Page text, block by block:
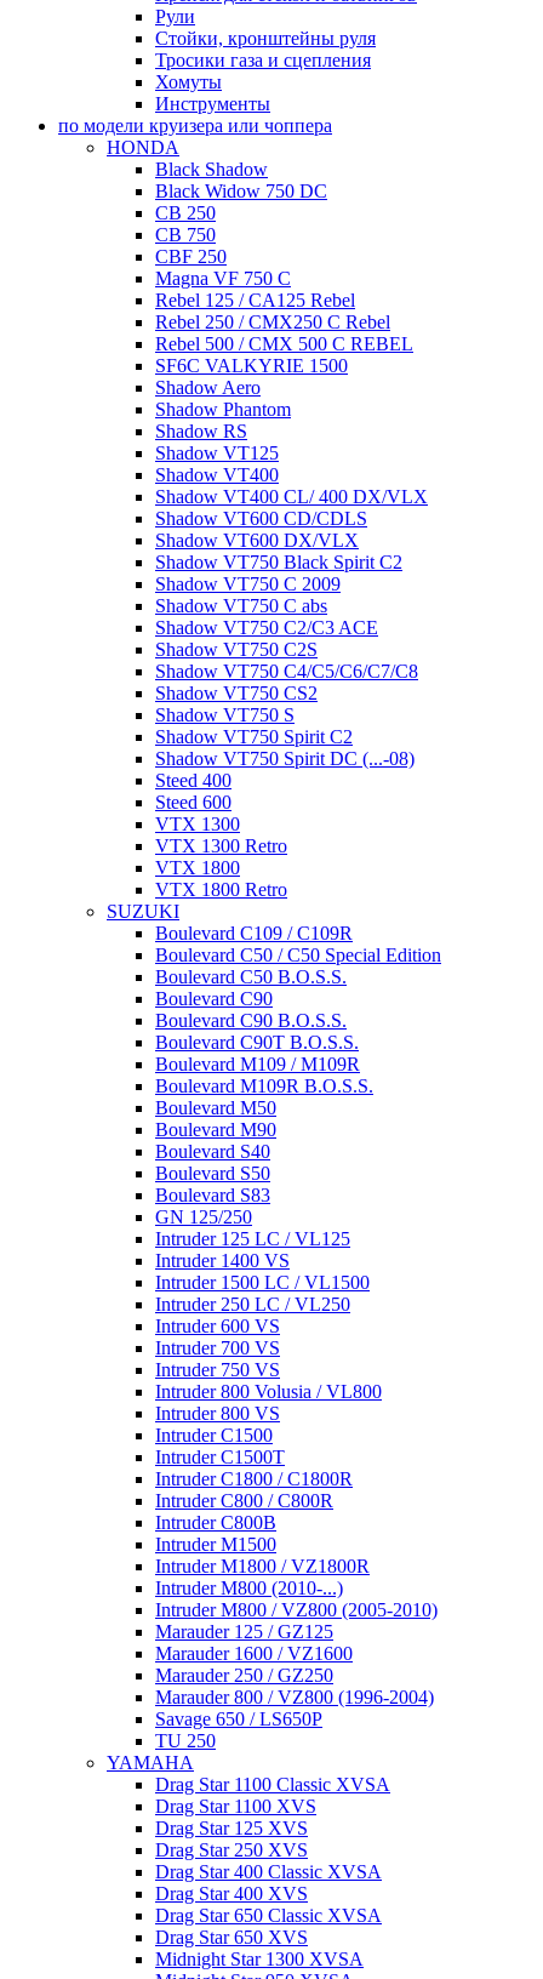
Рули
Стойки, кронштейны руля
Тросики газа и сцепления
Хомуты
Инструменты
по модели круизера или чоппера
HONDA
Black Shadow
Black Widow 750 DC
CB 250
CB 750
CBF 250
Magna VF 750 C
Rebel 125 / CA125 Rebel
Rebel 250 / CMX250 C Rebel
Rebel 500 / CMX 500 C REBEL
SF6C VALKYRIE 1500
Shadow Aero
Shadow Phantom
Shadow RS
Shadow VT125
Shadow VT400
Shadow VT400 CL/ 400 DX/VLX
Shadow VT600 CD/CDLS
Shadow VT600 DX/VLX
Shadow VT750 Black Spirit C2
Shadow VT750 C 2009
Shadow VT750 C abs
Shadow VT750 C2/C3 ACE
Shadow VT750 C2S
Shadow VT750 C4/C5/C6/C7/C8
Shadow VT750 CS2
Shadow VT750 S
Shadow VT750 Spirit C2
Shadow VT750 Spirit DC (...-08)
Steed 400
Steed 600
VTX 1300
VTX 1300 Retro
VTX 1800
VTX 1800 Retro
SUZUKI
Boulevard C109 / C109R
Boulevard C50 / C50 Special Edition
Boulevard C50 B.O.S.S.
Boulevard C90
Boulevard C90 B.O.S.S.
Boulevard C90T B.O.S.S.
Boulevard M109 / M109R
Boulevard M109R B.O.S.S.
Boulevard M50
Boulevard M90
Boulevard S40
Boulevard S50
Boulevard S83
GN 125/250
Intruder 125 LC / VL125
Intruder 1400 VS
Intruder 1500 LC / VL1500
Intruder 250 LC / VL250
Intruder 600 VS
Intruder 700 VS
Intruder 750 VS
Intruder 800 Volusia / VL800
Intruder 800 VS
Intruder C1500
Intruder C1500T
Intruder C1800 / C1800R
Intruder C800 / C800R
Intruder C800B
Intruder M1500
Intruder M1800 / VZ1800R
Intruder M800 (2010-...)
Intruder M800 / VZ800 (2005-2010)
Marauder 125 / GZ125
Marauder 1600 / VZ1600
Marauder 250 / GZ250
Marauder 800 / VZ800 (1996-2004)
Savage 650 / LS650P
TU 250
YAMAHA
Drag Star 1100 Classic XVSA
Drag Star 1100 XVS
Drag Star 125 XVS
Drag Star 250 XVS
Drag Star 400 Classic XVSA
Drag Star 400 XVS
Drag Star 650 Classic XVSA
Drag Star 650 XVS
Midnight Star 1300 XVSA